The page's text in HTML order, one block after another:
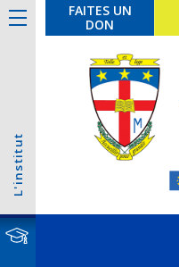
FAITES UN
DON
L'institut